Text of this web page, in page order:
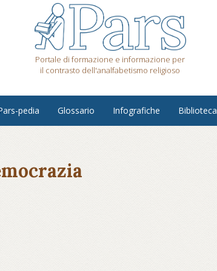
Portale di formazione e informazione per
il contrasto dell'analfabetismo religioso
pedia Glossario Infografiche Biblioteca